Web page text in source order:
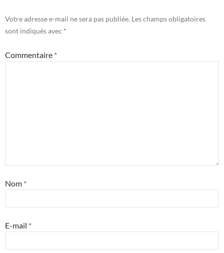
Votre adresse e-mail ne sera pas publiée. Les champs obligatoires
sont indiqués avec *
Commentaire *
Nom *
E-mail *